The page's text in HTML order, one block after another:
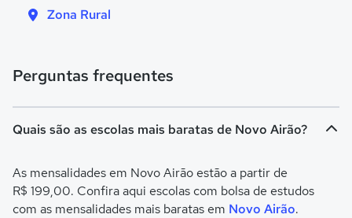
Zona Rural
Perguntas frequentes
Quais são as escolas mais baratas de Novo Airão?
As mensalidades em Novo Airão estão a partir de
R$ 199,00. Confira aqui escolas com bolsa de estudos
com as mensalidades mais baratas em Novo Airão.